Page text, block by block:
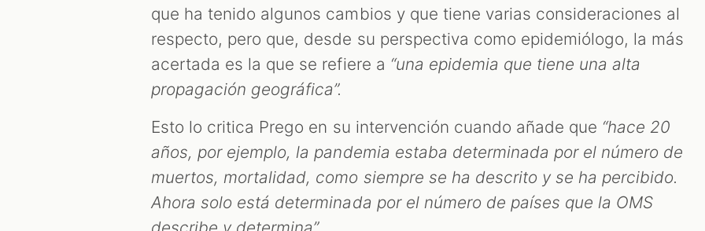
que ha tenido algunos cambios y que tiene varias consideraciones al
respecto, pero que, desde su perspectiva como epidemiólogo, la más
acertada es la que se refiere a “una epidemia que tiene una alta
propagación geográfica”.
Esto lo critica Prego en su intervención cuando añade que “hace 20
años, por ejemplo, la pandemia estaba determinada por el número de
muertos, mortalidad, como siempre se ha descrito y se ha percibido.
Ahora solo está determinada por el número de países que la OMS